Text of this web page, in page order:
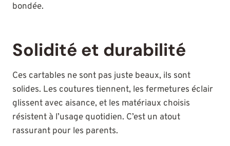
bondée.
Solidité et durabilité
Ces cartables ne sont pas juste beaux, ils sont
solides. Les coutures tiennent, les fermetures éclair
glissent avec aisance, et les matériaux choisis
résistent à l’usage quotidien. C’est un atout
rassurant pour les parents.